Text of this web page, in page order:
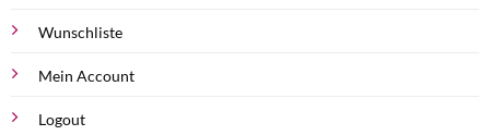
Wunschliste
Mein Account
Logout